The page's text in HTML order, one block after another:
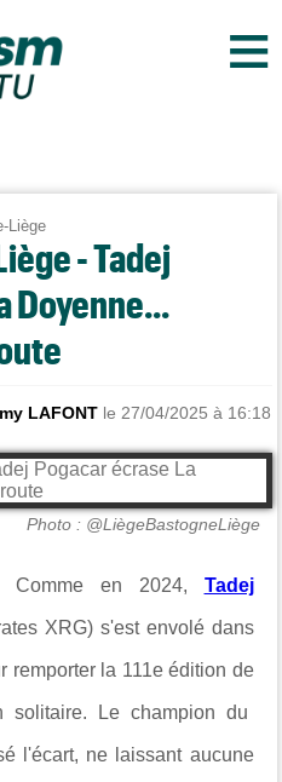
≡
Liège
- Tadej
Doyenne...
LAFONT le 27/04/2025 à 16:18
Photo : @LiègeBastogneLiège
Comme en 2024, Tadej
XRG) s'est envolé dans
remporter la 111e édition de
solitaire. Le champion du
l'écart, ne laissant aucune